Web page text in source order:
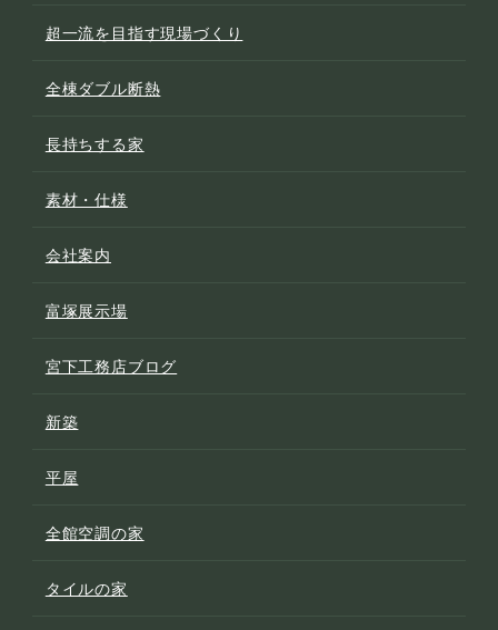
超一流を目指す現場づくり
全棟ダブル断熱
長持ちする家
素材・仕様
会社案内
富塚展示場
宮下工務店ブログ
新築
平屋
全館空調の家
タイルの家